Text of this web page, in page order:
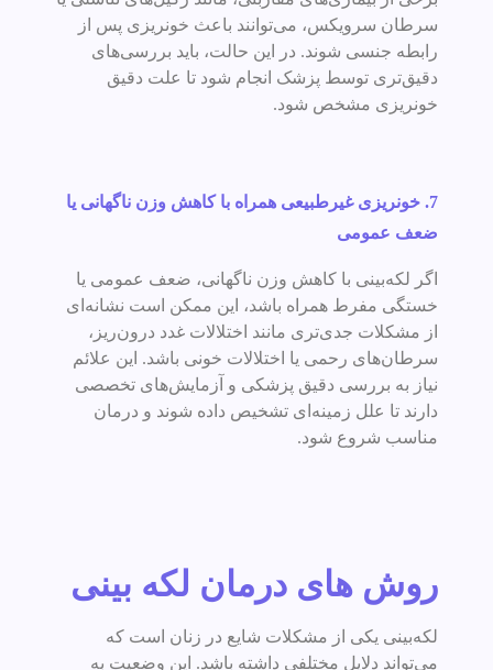
سرطان سرویکس، می‌توانند باعث خونریزی پس از
رابطه جنسی شوند. در این حالت، باید بررسی‌های
دقیق‌تری توسط پزشک انجام شود تا علت دقیق
خونریزی مشخص شود.
7. خونریزی غیرطبیعی همراه با کاهش وزن ناگهانی یا
ضعف عمومی
اگر لکه‌بینی با کاهش وزن ناگهانی، ضعف عمومی یا
خستگی مفرط همراه باشد، این ممکن است نشانه‌ای
از مشکلات جدی‌تری مانند اختلالات غدد درون‌ریز،
سرطان‌های رحمی یا اختلالات خونی باشد. این علائم
نیاز به بررسی دقیق پزشکی و آزمایش‌های تخصصی
دارند تا علل زمینه‌ای تشخیص داده شوند و درمان
مناسب شروع شود.
روش های درمان لکه بینی
لکه‌بینی یکی از مشکلات شایع در زنان است که
می‌تواند دلایل مختلفی داشته باشد. این وضعیت به